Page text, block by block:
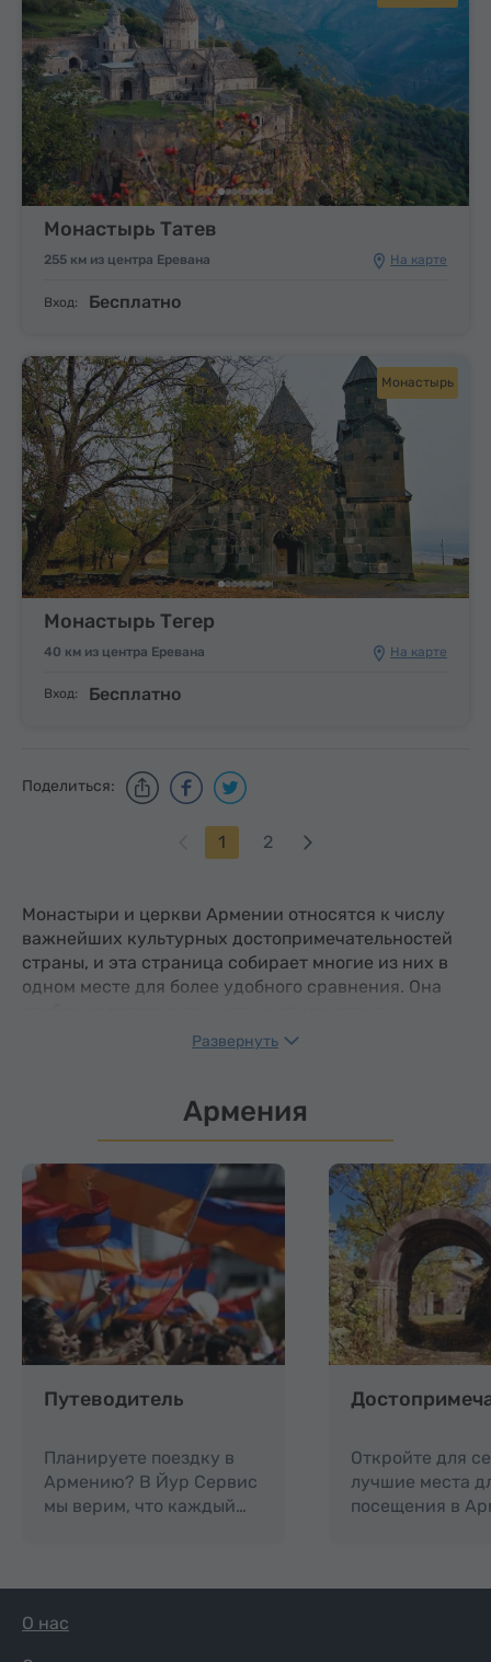
На карте
255 км из центра Еревана
Монастырь Татев
Вход: Бесплатно
Монастырь
На карте
40 км из центра Еревана
Монастырь Тегер
Вход: Бесплатно
Поделиться:
1 2
Монастыри и церкви Армении относятся к числу
важнейших культурных достопримечательностей
страны, и эта страница собирает многие из них в
одном месте для более удобного сравнения. Она
церкви Армении ,монастыри Армении
обзор святынь в разных регионах.
объекты по региону, типу, расстоянию от центра
Еревана, статусу ЮНЕСКО, входной плате и карте.
Это помогает спланировать как короткую
культурную остановку рядом со столицей, так и
более широкий маршрут с посещением крупных
религиозных памятников в других частях Армении.
В категории представлен широкий выбор
монастырей и церквей – всего
более 40 объектов,
среди которых есть и знаковые
ЮНЕСКО, а в карточках указаны практичные
детали, включаярасстояние от центра Ереванаи
информацию о входе.
Монастырь Гошаванк
Развернуть
Армения
Путеводитель
Планируете поездку в
Армению? В Йур Сервис
мы верим, что каждый…
Откройте для
лучшие места
посещения в
О нас